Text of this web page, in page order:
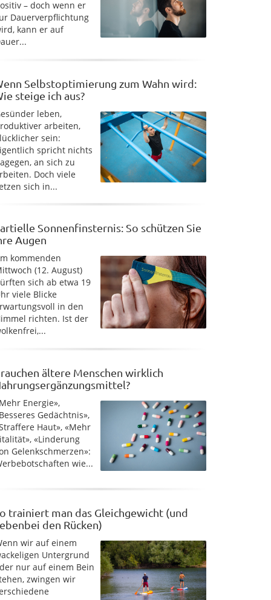
– doch wenn er
Dauerverpflichtung
kann er auf
Selbstoptimierung zum Wahn wird:
steige ich aus?
leben,
arbeiten,
sein:
spricht nichts
an sich zu
Doch viele
sich in...
Sonnenfinsternis: So schützen Sie
Augen
kommenden
(12. August)
sich ab etwa 19
viele Blicke
in den
richten. Ist der
ältere Menschen wirklich
Energie»,
Gedächtnis»,
Haut», «Mehr
«Linderung
Gelenkschmerzen»:
wie...
trainiert man das Gleichgewicht (und
den Rücken)
wir auf einem
Untergrund
nur auf einem Bein
zwingen wir